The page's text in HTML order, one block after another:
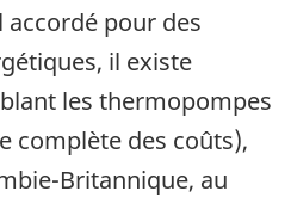
pour des
il existe
les thermopompes
complète des coûts),
Britannique, au